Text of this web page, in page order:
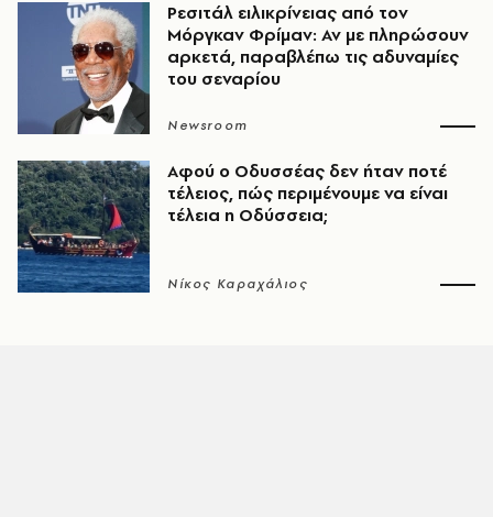
Ρεσιτάλ ειλικρίνειας από τον
Μόργκαν Φρίμαν: Αν με πληρώσουν
αρκετά, παραβλέπω τις αδυναμίες
του σεναρίου
Newsroom
Αφού ο Οδυσσέας δεν ήταν ποτέ
τέλειος, πώς περιμένουμε να είναι
τέλεια η Οδύσσεια;
Νίκος Καραχάλιος